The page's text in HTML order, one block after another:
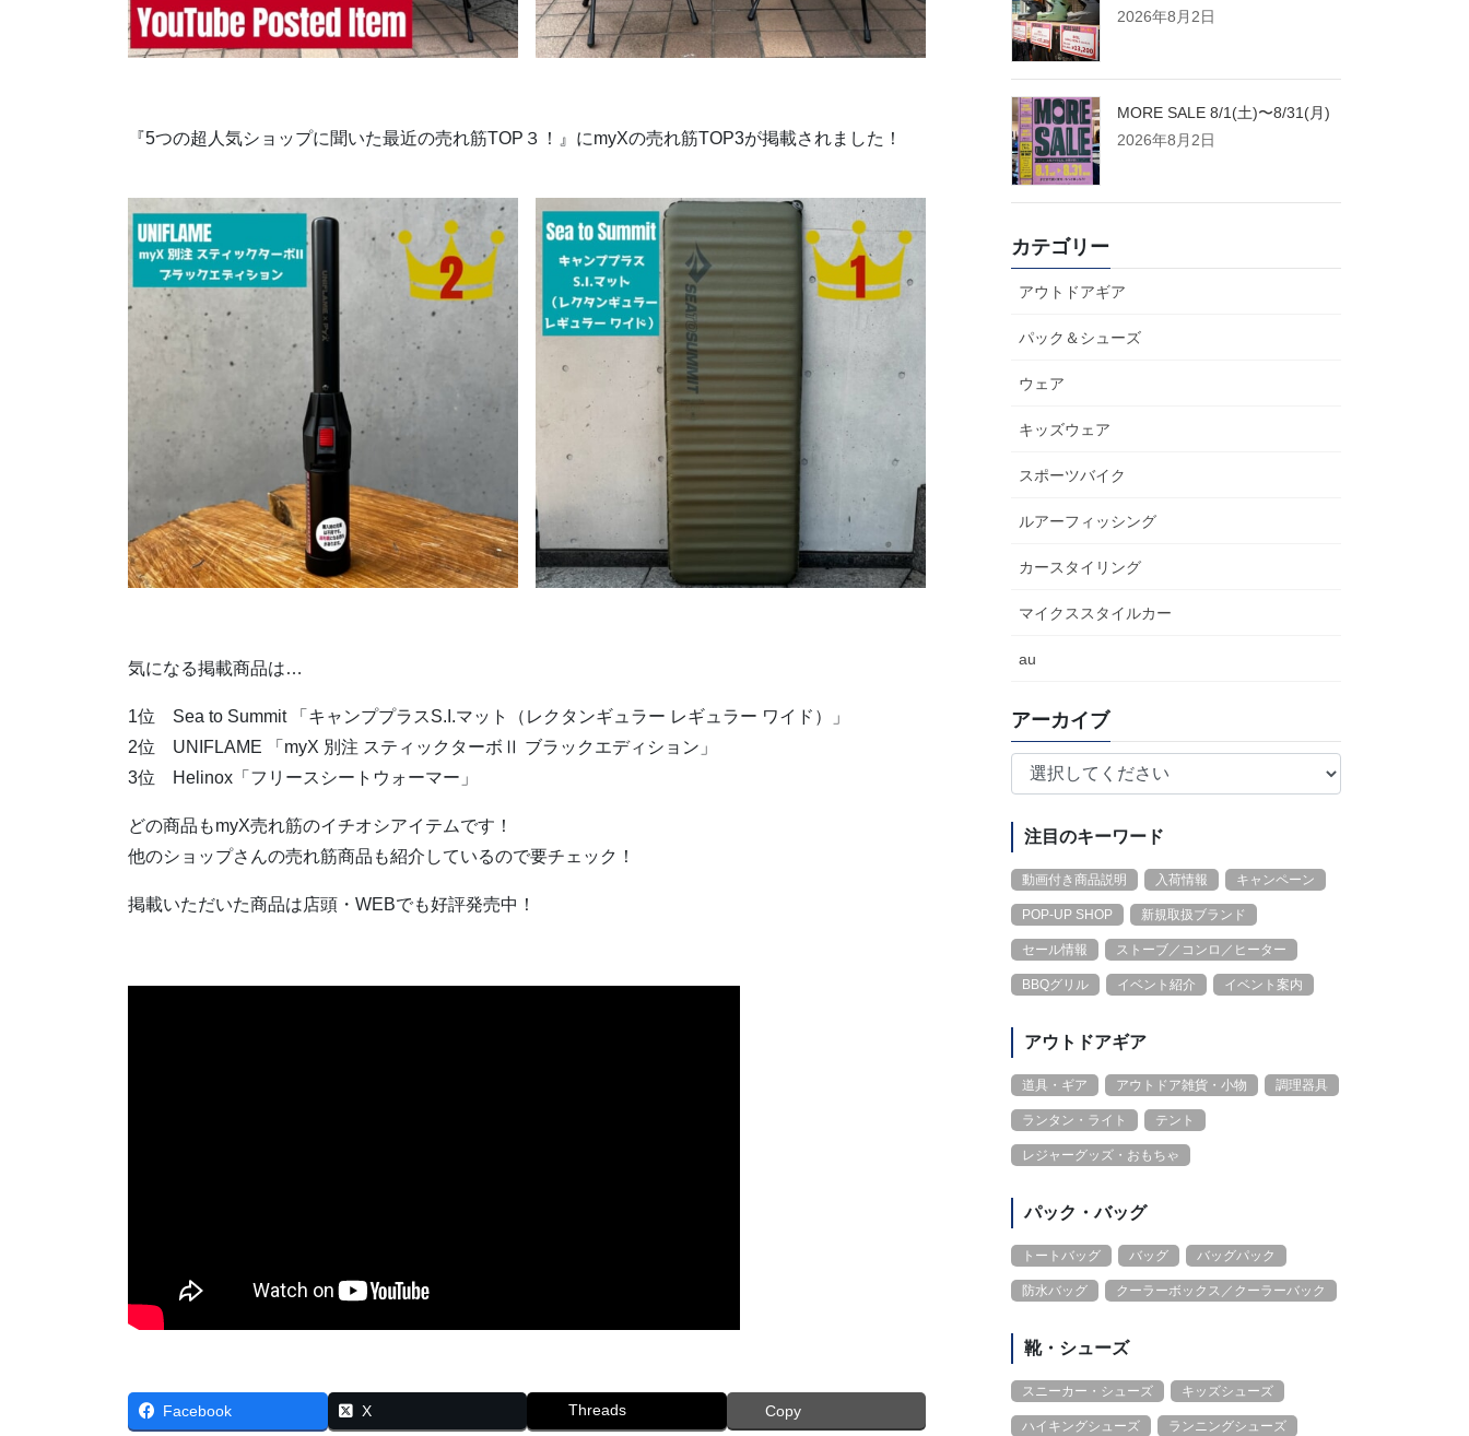
『5つの超人気ショップに聞いた最近の売れ筋TOP３！』にmyXの売れ筋TOP3が掲載されました！
気になる掲載商品は…
1位 Sea to Summit 「キャンププラスS.I.マット（レクタンギュラー レギュラー ワイド）」
2位 UNIFLAME 「myX 別注 スティックターボⅡ ブラックエディション」
3位 Helinox「フリースシートウォーマー」
どの商品もmyX売れ筋のイチオシアイテムです！
他のショップさんの売れ筋商品も紹介しているので要チェック！
掲載いただいた商品は店頭・WEBでも好評発売中！
Facebook X Threads Copy
2026年8月2日
MORE SALE 8/1(土)〜8/31(月)
2026年8月2日
カテゴリー
アウトドアギア
パック＆シューズ
ウェア
キッズウェア
スポーツバイク
ルアーフィッシング
カースタイリング
マイクススタイルカー
au
アーカイブ
注目のキーワード
動画付き商品説明 入荷情報 キャンペーン
POP-UP SHOP 新規取扱ブランド
セール情報 ストーブ／コンロ／ヒーター
BBQグリル イベント紹介 イベント案内
アウトドアギア
道具・ギア アウトドア雑貨・小物 調理器具
ランタン・ライト テント
レジャーグッズ・おもちゃ
パック・バッグ
トートバッグ バッグ バッグパック
防水バッグ クーラーボックス／クーラーバック
靴・シューズ
スニーカー・シューズ キッズシューズ
ハイキングシューズ ランニングシューズ